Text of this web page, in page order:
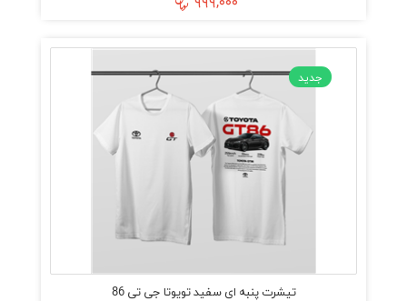
جدید
تیشرت پنبه ای سفید تویوتا جی تی 86